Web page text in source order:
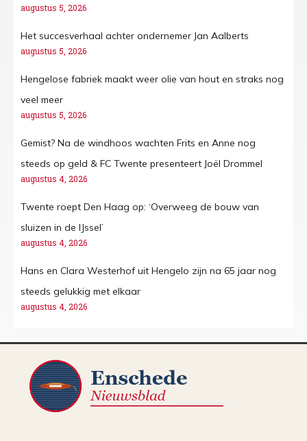
augustus 5, 2026
Het succesverhaal achter ondernemer Jan Aalberts
augustus 5, 2026
Hengelose fabriek maakt weer olie van hout en straks nog
veel meer
augustus 5, 2026
Gemist? Na de windhoos wachten Frits en Anne nog
steeds op geld & FC Twente presenteert Joël Drommel
augustus 4, 2026
Twente roept Den Haag op: ‘Overweeg de bouw van
sluizen in de IJssel’
augustus 4, 2026
Hans en Clara Westerhof uit Hengelo zijn na 65 jaar nog
steeds gelukkig met elkaar
augustus 4, 2026